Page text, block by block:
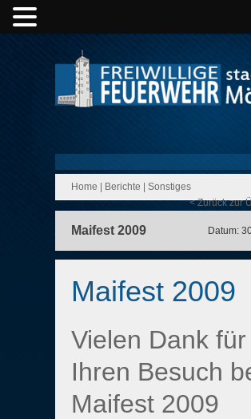
Home Berichte
Sonstiges
< Zurück zur
Maifest 2009 Datum:
Maifest 2009
Vielen Dank für
Ihren Besuch
Maifest 2009